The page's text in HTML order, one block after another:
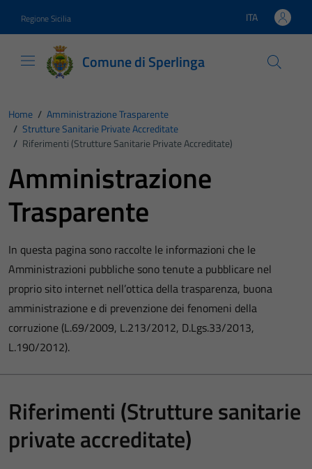
Regione Sicilia Lingua attiva:
ITA
Comune di Sperlinga
Home / Amministrazione Trasparente
/ Strutture Sanitarie Private Accreditate
/ Riferimenti (Strutture Sanitarie Private Accreditate)
Amministrazione
Trasparente
In questa pagina sono raccolte le informazioni che le
Amministrazioni pubbliche sono tenute a pubblicare nel
proprio sito internet nell’ottica della trasparenza, buona
amministrazione e di prevenzione dei fenomeni della
corruzione (L.69/2009, L.213/2012, D.Lgs.33/2013,
L.190/2012).
Riferimenti (Strutture sanitarie
private accreditate)